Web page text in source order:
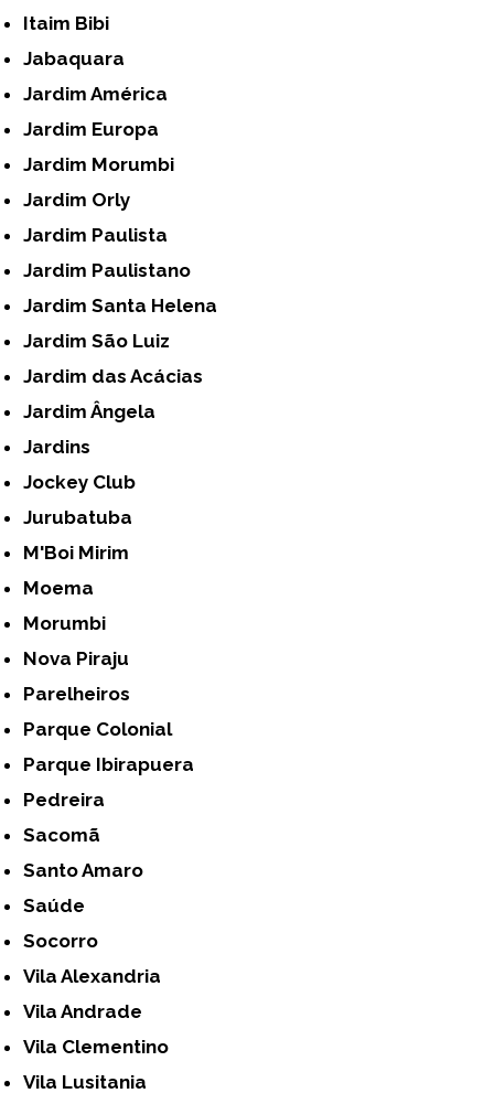
Itaim Bibi
Jabaquara
Jardim América
Jardim Europa
Jardim Morumbi
Jardim Orly
Jardim Paulista
Jardim Paulistano
Jardim Santa Helena
Jardim São Luiz
Jardim das Acácias
Jardim Ângela
Jardins
Jockey Club
Jurubatuba
M'Boi Mirim
Moema
Morumbi
Nova Piraju
Parelheiros
Parque Colonial
Parque Ibirapuera
Pedreira
Sacomã
Santo Amaro
Saúde
Socorro
Vila Alexandria
Vila Andrade
Vila Clementino
Vila Lusitania